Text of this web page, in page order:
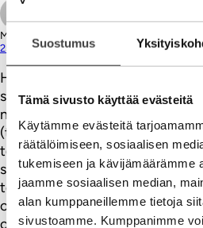
Suostumus
Tämä sivusto käyttää evästeitä
Käytämme evästeitä
räätälöimiseen, sosiaalisen
tukemiseen ja kävijämäärämme
jaamme sosiaalisen median,
alan kumppaneillemme tietoja
sivustoamme. Kumppanimme
Mikko Marsio
25.08.2015
Hyvin sanottu – ”Unohdan aina
strategia on”. Harmittavan
näyttämään pintapuolisesti
(toisille väsähtäneitä…) sanoja:
tehokkuus, kannattava kasvu,
saman strategian ajatuksella
todellisuudessa johda
omata teksti/dokumentti joka
olemme jo tekemässä on mitä